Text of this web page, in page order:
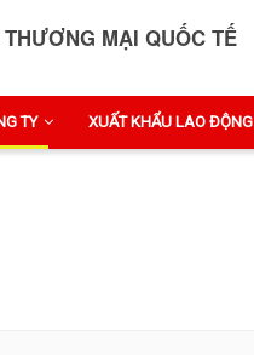
MẠI QUỐC TẾ
TY XUẤT KHẨU LAO ĐỘNG